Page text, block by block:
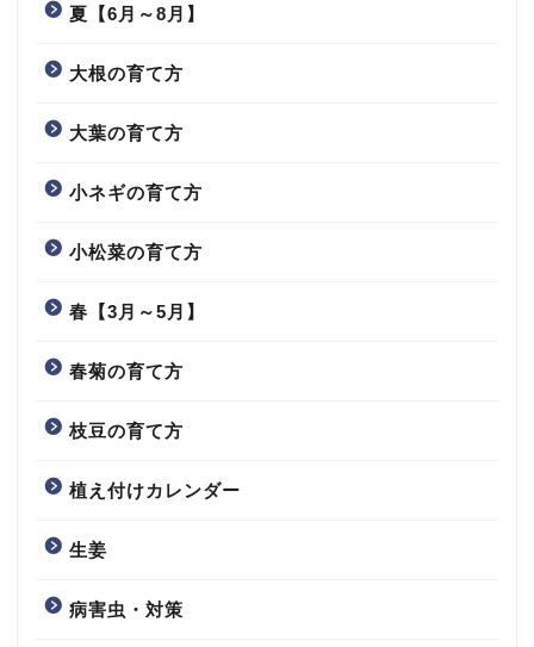
夏【6月～8月】
大根の育て方
大葉の育て方
小ネギの育て方
小松菜の育て方
春【3月～5月】
春菊の育て方
枝豆の育て方
植え付けカレンダー
生姜
病害虫・対策